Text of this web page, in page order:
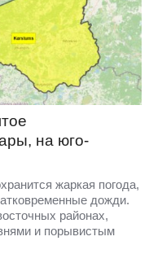
на юго-
жаркая погода,
дожди.
районах,
и порывистым